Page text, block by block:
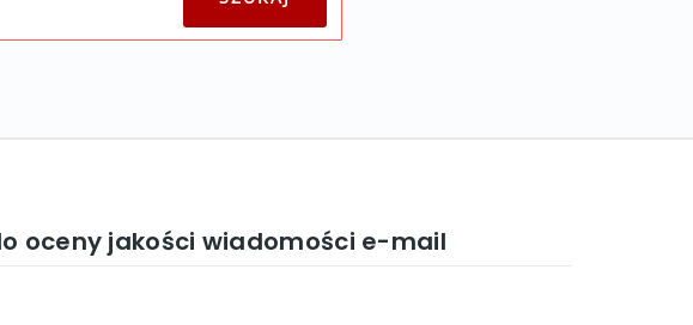
oceny jakości wiadomości e-mail